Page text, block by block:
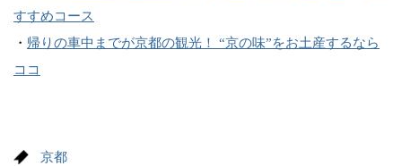
すすめコース
・ 帰りの車中までが京都の観光！ “京の味”をお土産するなら
ココ
京都